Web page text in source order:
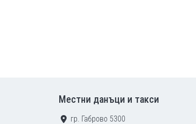
Местни данъци и такси
гр. Габрово 5300